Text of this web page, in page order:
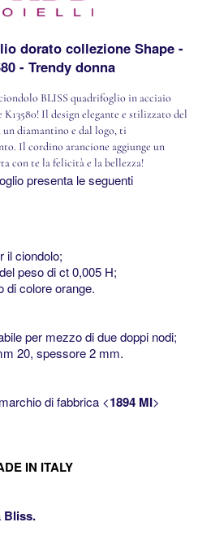
dorato collezione Shape -
- Trendy donna
BLISS quadrifoglio in acciaio
Il design elegante e stilizzato del
diamantino e dal logo, ti
Il cordino arancione aggiunge un
con te la felicità e la bellezza!
presenta le seguenti
il ciondolo;
peso di ct 0,005 H;
di colore orange.
per mezzo di due doppi nodi;
20, spessore 2 mm.
di fabbrica <1894 MI>
IN ITALY
Bliss.